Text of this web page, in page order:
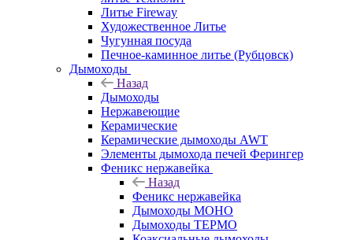
Литье Fireway
Художественное Литье
Чугунная посуда
Печное-каминное литье (Рубцовск)
Дымоходы
Назад
Дымоходы
Нержавеющие
Керамические
Керамические дымоходы AWT
Элементы дымохода печей Ферингер
Феникс нержавейка
Назад
Феникс нержавейка
Дымоходы МОНО
Дымоходы ТЕРМО